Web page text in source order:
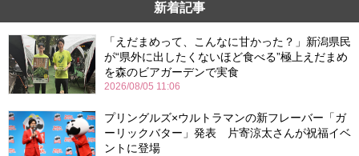
新着記事
「えだまめって、こんなに甘かった？」新潟県民
が“県外に出したくないほど食べる”極上えだまめ
を森のビアガーデンで実食
2026/08/05 11:06
プリングルズ×ウルトラマンの新フレーバー「ガ
ーリックバター」発表 片寄涼太さんが祝福イベ
ントに登場